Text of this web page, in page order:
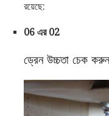
রয়েছে:
06 এর 02
ড্রেন উচ্চতা চেক করুন